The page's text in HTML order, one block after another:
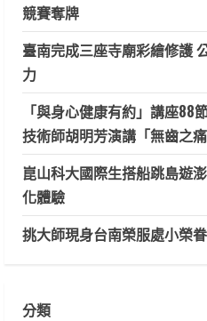
競賽奪牌
臺南完成三座寺廟彩繪修護
力
「與身心健康有約」講座88
技術師胡明芳演講「無齒之
崑山科大國際生搭船跳島遊
化體驗
挑大師現身台南榮服處小榮
分類